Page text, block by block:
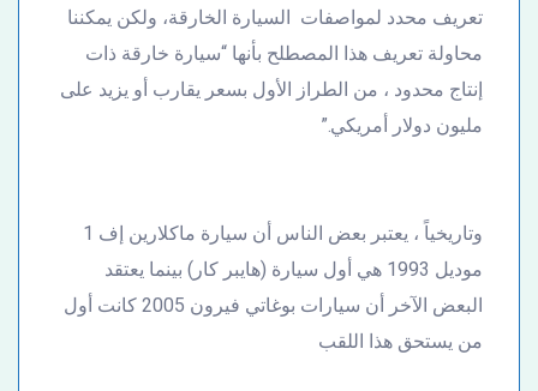
تعريف محدد لمواصفات السيارة الخارقة، ولكن يمكننا
محاولة تعريف هذا المصطلح بأنها “سيارة خارقة ذات
إنتاج محدود ، من الطراز الأول بسعر يقارب أو يزيد على
مليون دولار أمريكي.”
وتاريخياً ، يعتبر بعض الناس أن سيارة ماكلارين إف 1
موديل 1993 هي أول سيارة (هايبر كار) بينما يعتقد
البعض الآخر أن سيارات بوغاتي فيرون 2005 كانت أول
من يستحق هذا اللقب